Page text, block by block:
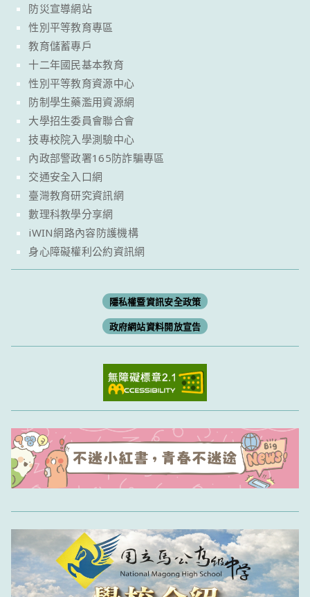
防災宣導網站
性別平等教育專區
教育儲蓄專戶
十二年國民基本教育
性別平等教育資源中心
防制學生藥濫用資源網
大學招生委員會聯合會
技專校院入學測驗中心
內政部警政署165防詐騙專區
交通安全入口網
臺灣教育研究資訊網
數理科教學分享網
iWIN網路內容防護機構
身心障礙權利公約資訊網
隱私權暨資訊安全政策
政府網站資料開放宣告